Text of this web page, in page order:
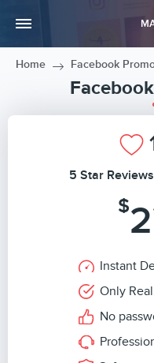
Home Facebook
5 Star
$2
Instant
Only
No